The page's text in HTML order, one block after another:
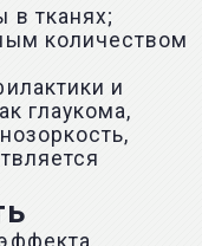
в тканях;
количеством
и
глаукома,
,